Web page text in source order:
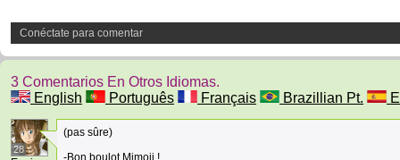
Conéctate para comentar
3 Comentarios En Otros Idiomas.
English
Português Français Brazillian Pt.
28
(pas sûre)
-Bon boulot Mimoji !